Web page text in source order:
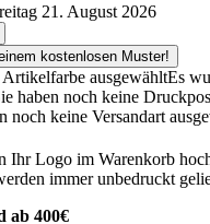
21. August 2026
kostenlosen Muster!
ausgewähltEs
haben noch keine
noch keine Versandart
Ihr Logo im Warenkorb
immer unbedruckt
ab 400€